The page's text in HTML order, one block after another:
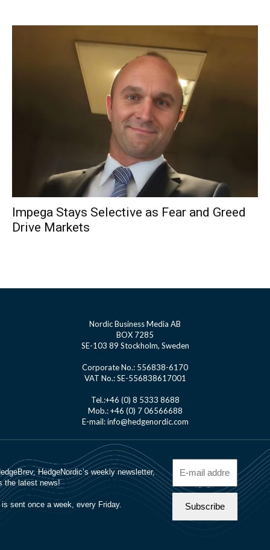
Impega Stays Selective as Fear and Greed
Drive Markets
Nordic Business Media AB
BOX 7285
SE-103 89 Stockholm, Sweden
Corporate No.: 556838-6170
VAT No.: SE-556838617001
Tel.:+46 (0) 8 5333 8688
Mob.: +46 (0) 7 06566688
E-mail: info@hedgenordic.com